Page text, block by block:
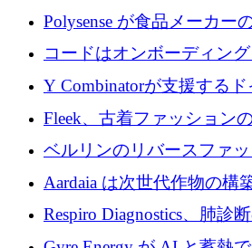
社という記録を目の当たり
ンブルク
Polysense が食品メーカー
張するために 1,070 万ドル
コードはオンボーディン
ス、支払いを統合するため
Y Combinatorが支援する
ップFintoが340万ドルを調
ーではなくミュンヘンを
Fleek、古着ファッション
万ドルを確保
ベルリンのリバースファ
維仕分け規模拡大に7桁の
Aardaia は次世代作物の構
寄付
Respiro Diagnostics、肺診
100 万ポンドを確保